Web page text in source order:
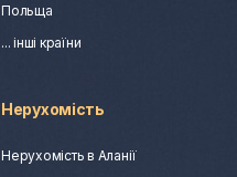
Польща
... інші країни
Нерухомість
Нерухомість в Аланії